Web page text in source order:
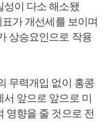
이 다소 해소됐
가 개선세를 보이며
상승요인으로 작용
무력개입 없이 홍콩
앞으로 앞으로 미
영향을 줄 것으로 전